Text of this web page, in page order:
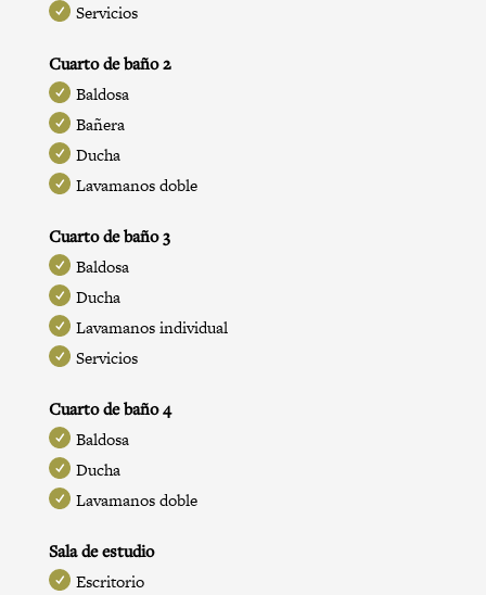
Servicios
Cuarto de baño 2
Baldosa
Bañera
Ducha
Lavamanos doble
Cuarto de baño 3
Baldosa
Ducha
Lavamanos individual
Servicios
Cuarto de baño 4
Baldosa
Ducha
Lavamanos doble
Sala de estudio
Escritorio